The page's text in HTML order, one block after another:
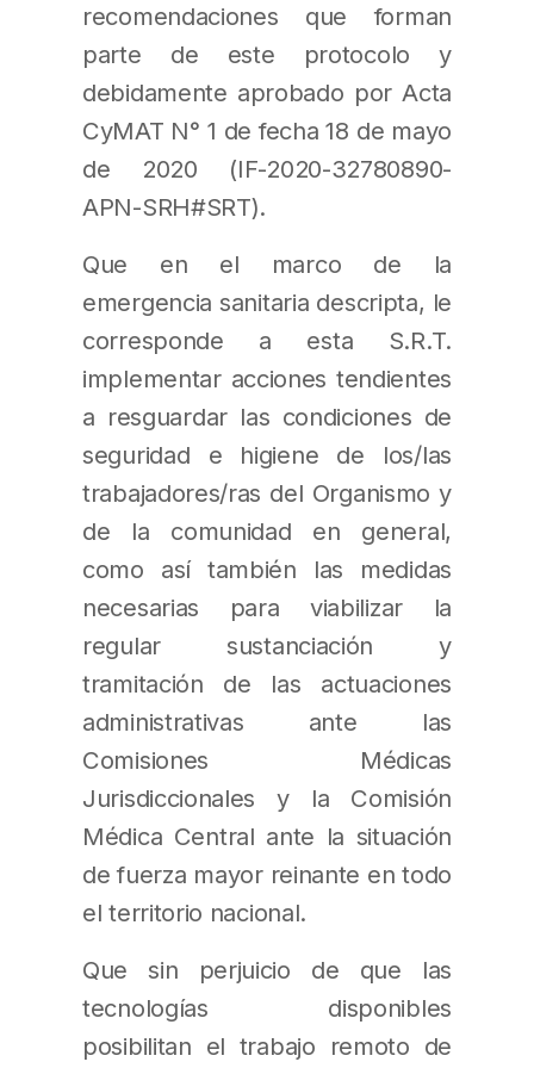
recomendaciones que forman
parte de este protocolo y
debidamente aprobado por Acta
CyMAT N° 1 de fecha 18 de mayo
de 2020 (IF-2020-32780890-
APN-SRH#SRT).
Que en el marco de la
emergencia sanitaria descripta, le
corresponde a esta S.R.T.
implementar acciones tendientes
a resguardar las condiciones de
seguridad e higiene de los/las
trabajadores/ras del Organismo y
de la comunidad en general,
como así también las medidas
necesarias para viabilizar la
regular sustanciación y
tramitación de las actuaciones
administrativas ante las
Comisiones Médicas
Jurisdiccionales y la Comisión
Médica Central ante la situación
de fuerza mayor reinante en todo
el territorio nacional.
Que sin perjuicio de que las
tecnologías disponibles
posibilitan el trabajo remoto de